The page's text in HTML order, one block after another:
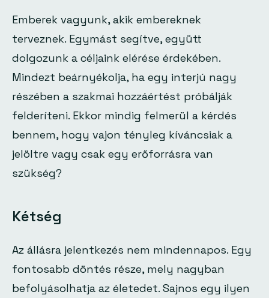
Emberek vagyunk, akik embereknek
terveznek. Egymást segítve, együtt
dolgozunk a céljaink elérése érdekében.
Mindezt beárnyékolja, ha egy interjú nagy
részében a szakmai hozzáértést próbálják
felderíteni. Ekkor mindig felmerül a kérdés
bennem, hogy vajon tényleg kíváncsiak a
jelöltre vagy csak egy erőforrásra van
szükség?
Kétség
Az állásra jelentkezés nem mindennapos. Egy
fontosabb döntés része, mely nagyban
befolyásolhatja az életedet. Sajnos egy ilyen